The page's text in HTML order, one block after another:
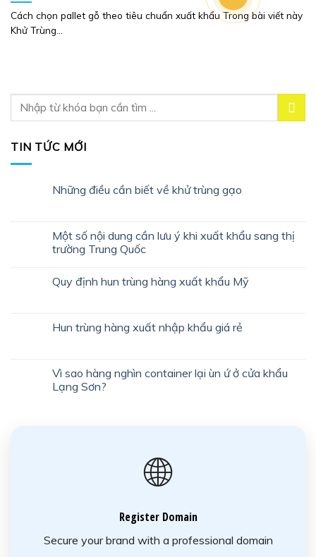
Cách chọn pallet gỗ theo tiêu chuẩn xuất khẩu Trong bài viết này
Khử Trùng...
TIN TỨC MỚI
Những điều cần biết về khử trùng gạo
Một số nội dung cần lưu ý khi xuất khẩu sang thị
trường Trung Quốc
Quy định hun trùng hàng xuất khẩu Mỹ
Hun trùng hàng xuất nhập khẩu giá rẻ
Vì sao hàng nghìn container lại ùn ứ ở cửa khẩu
Lạng Sơn?
🌐
Register Domain
Secure your brand with a professional domain